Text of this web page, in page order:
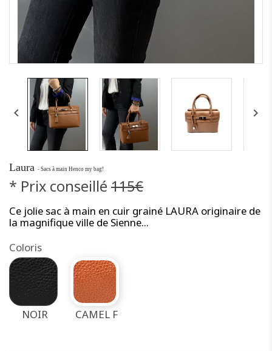
 
Laura - Sacs à main Henco my bag!
* Prix conseillé 115€
Ce jolie sac à main en cuir grainé LAURA originaire de
la magnifique ville de Sienne...
Coloris
NOIR CAMEL F